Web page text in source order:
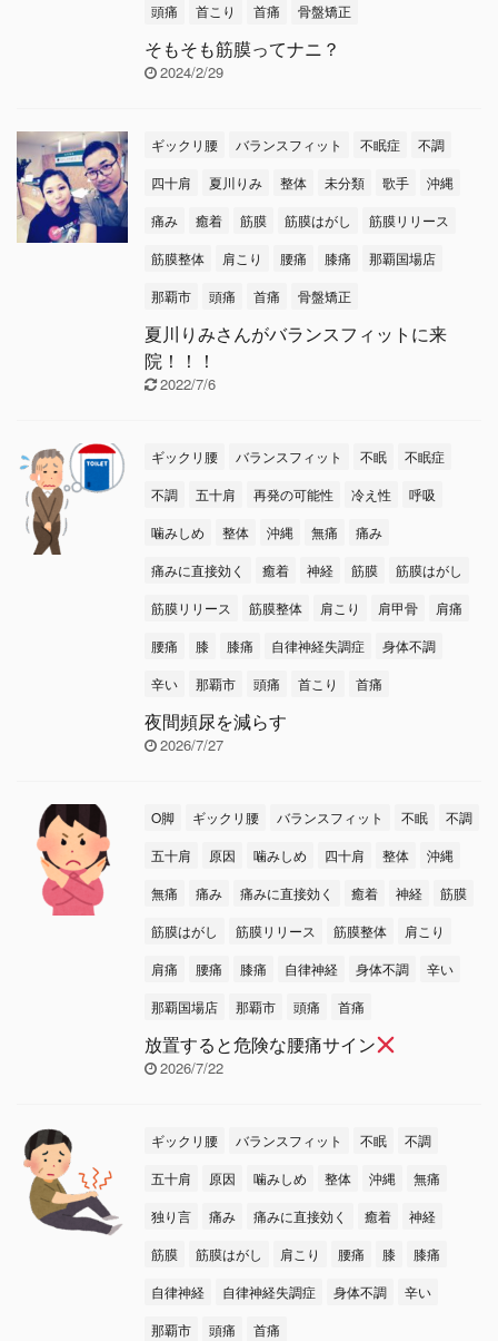
頭痛
首こり 首痛 骨盤矯正
そもそも筋膜ってナニ？
2024/2/29
ギックリ腰 バランスフィット 不眠症
不調
四十肩
夏川りみ 整体 未分類 歌手
沖縄
痛み
癒着 筋膜 筋膜はがし
筋膜リリース
筋膜整体
肩こり 腰痛 膝痛
那覇国場店
那覇市
頭痛 首痛 骨盤矯正
夏川りみさんがバランスフィットに来
院！！！
2022/7/6
ギックリ腰 バランスフィット 不眠
不眠症
不調
五十肩 再発の可能性 冷え性
呼吸
噛みしめ
整体 沖縄 無痛
痛み
痛みに直接効く
癒着 神経 筋膜
筋膜はがし
筋膜リリース
筋膜整体 肩こり 肩甲骨
肩痛
腰痛
膝 膝痛 自律神経失調症
身体不調
辛い
那覇市 頭痛 首こり 首痛
夜間頻尿を減らす
2026/7/27
O脚 ギックリ腰 バランスフィット 不眠
不調
五十肩
原因 噛みしめ 四十肩 整体
沖縄
無痛
痛み 痛みに直接効く 癒着 神経
筋膜
筋膜はがし
筋膜リリース 筋膜整体
肩こり
肩痛
腰痛 膝痛 自律神経 身体不調
辛い
那覇国場店
那覇市 頭痛 首痛
放置すると危険な腰痛サイン
2026/7/22
ギックリ腰 バランスフィット 不眠
不調
五十肩
原因 噛みしめ 整体 沖縄
無痛
独り言
痛み 痛みに直接効く 癒着
神経
筋膜
筋膜はがし 肩こり 腰痛 膝
膝痛
自律神経
自律神経失調症 身体不調
辛い
那覇市
頭痛 首痛